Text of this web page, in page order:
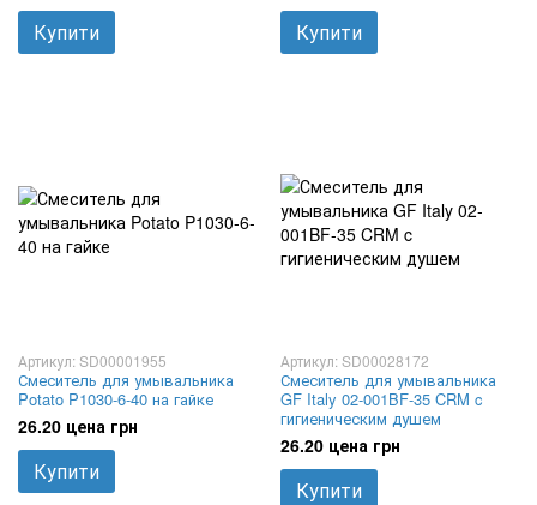
Купити Купити
Артикул: SD00001955
Смеситель для умывальника
Potato P1030-6-40 на гайке
26.20 цена грн
Купити
Артикул: SD00028172
Смеситель для умывальника
GF Italy 02-001BF-35 CRM c
гигиеническим душем
26.20 цена грн
Купити